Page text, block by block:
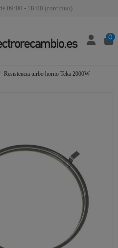
09:00 - 18:00 (continuo)
0
Resistencia turbo horno Teka 2000W